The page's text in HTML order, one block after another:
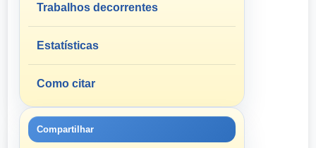
Trabalhos decorrentes
Estatísticas
Como citar
Compartilhar